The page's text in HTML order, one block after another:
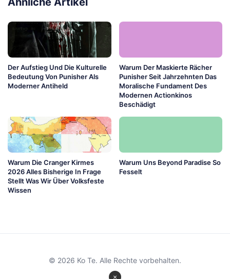
Der Aufstieg Und Die Kulturelle
Bedeutung Von Punisher Als
Moderner Antiheld
Warum Der Maskierte Rächer
Punisher Seit Jahrzehnten Das
Moralische Fundament Des
Modernen Actionkinos
Beschädigt
Warum Die Cranger Kirmes
2026 Alles Bisherige In Frage
Stellt Was Wir Über Volksfeste
Wissen
Warum Uns Beyond Paradise So
Fesselt
×
© 2026 Ko Te. Alle Rechte vorbehalten.